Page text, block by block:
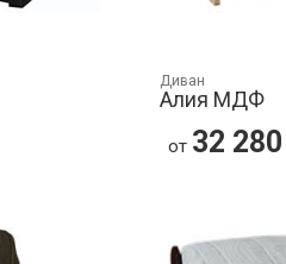
Диван
Алия МДФ
от 32 280